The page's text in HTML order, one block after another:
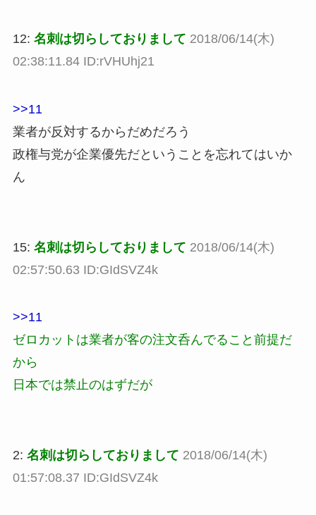
12: 名刺は切らしておりまして 2018/06/14(木)
02:38:11.84 ID:rVHUhj21
>>11
業者が反対するからだめだろう
政権与党が企業優先だということを忘れてはいか
ん
15: 名刺は切らしておりまして 2018/06/14(木)
02:57:50.63 ID:GIdSVZ4k
>>11
ゼロカットは業者が客の注文呑んでること前提だ
から
日本では禁止のはずだが
2: 名刺は切らしておりまして 2018/06/14(木)
01:57:08.37 ID:GIdSVZ4k